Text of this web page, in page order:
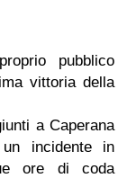
pubblico
vittoria della
a Caperana
incidente in
ore di coda